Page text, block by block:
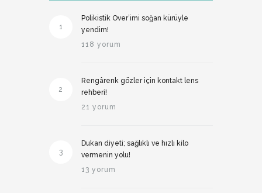
1
Polikistik Over’imi soğan kürüyle
yendim!
118 yorum
2
Rengârenk gözler için kontakt lens
rehberi!
21 yorum
3
Dukan diyeti; sağlıklı ve hızlı kilo
vermenin yolu!
13 yorum